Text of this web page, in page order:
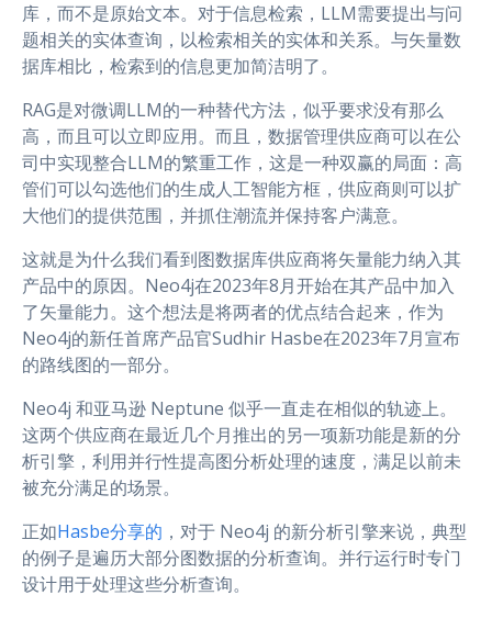
库，而不是原始文本。对于信息检索，LLM需要提出与问
题相关的实体查询，以检索相关的实体和关系。与矢量数
据库相比，检索到的信息更加简洁明了。
RAG是对微调LLM的一种替代方法，似乎要求没有那么
高，而且可以立即应用。而且，数据管理供应商可以在公
司中实现整合LLM的繁重工作，这是一种双赢的局面：高
管们可以勾选他们的生成人工智能方框，供应商则可以扩
大他们的提供范围，并抓住潮流并保持客户满意。
这就是为什么我们看到图数据库供应商将矢量能力纳入其
产品中的原因。Neo4j在2023年8月开始在其产品中加入
了矢量能力。这个想法是将两者的优点结合起来，作为
Neo4j的新任首席产品官Sudhir Hasbe在2023年7月宣布
的路线图的一部分。
Neo4j 和亚马逊 Neptune 似乎一直走在相似的轨迹上。
这两个供应商在最近几个月推出的另一项新功能是新的分
析引擎，利用并行性提高图分析处理的速度，满足以前未
被充分满足的场景。
正如Hasbe分享的 ，对于 Neo4j 的新分析引擎来说，典型
的例子是遍历大部分图数据的分析查询。并行运行时专门
设计用于处理这些分析查询。